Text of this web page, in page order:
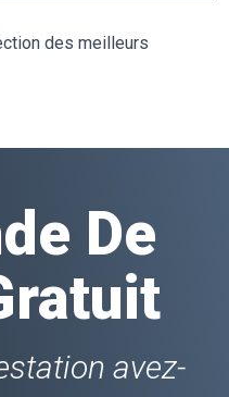
des meilleurs
De
avez-